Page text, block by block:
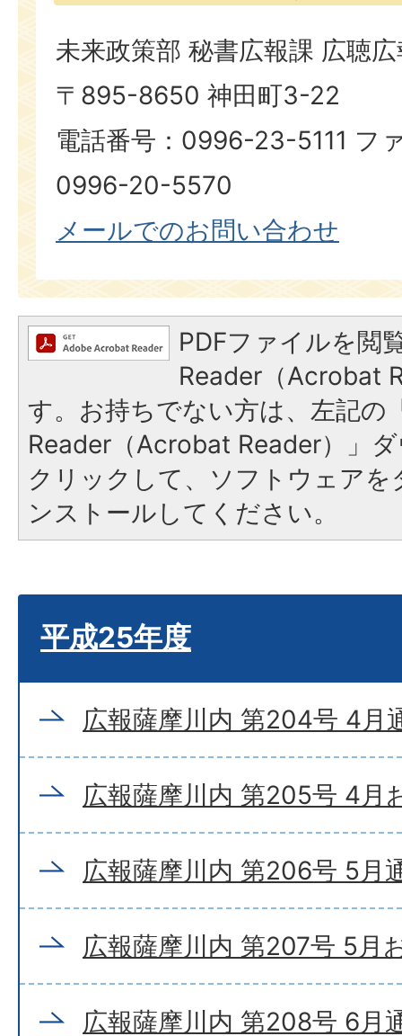
未来政策部 秘書広報課 広聴
〒895-8650 神田町3-22
電話番号：0996-23-5111 フ
0996-20-5570
メールでのお問い合わせ
PDFファイルを閲
Reader（Acrobat
す。お持ちでない方は、左記の
Reader（Acrobat Reader）」
クリックして、ソフトウェア
ンストールしてください。
平成25年度
広報薩摩川内 第204号 4月
広報薩摩川内 第205号 4月
広報薩摩川内 第206号 5月
広報薩摩川内 第207号 5月
広報薩摩川内 第208号 6月